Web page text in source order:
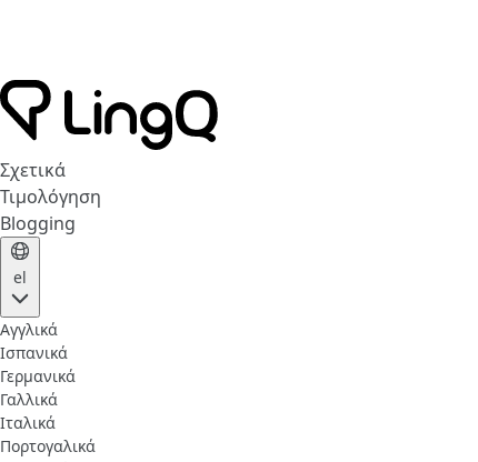
Σχετικά
Τιμολόγηση
Blogging
el
Αγγλικά
Ισπανικά
Γερμανικά
Γαλλικά
Ιταλικά
Πορτογαλικά